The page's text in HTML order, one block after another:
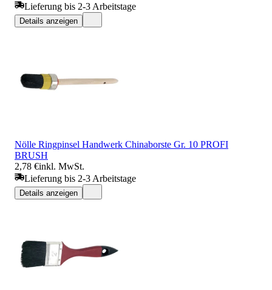
Lieferung bis 2-3 Arbeitstage
Details anzeigen
Nölle Ringpinsel Handwerk Chinaborste Gr. 10 PROFI
BRUSH
2,78 €inkl. MwSt.
Lieferung bis 2-3 Arbeitstage
Details anzeigen